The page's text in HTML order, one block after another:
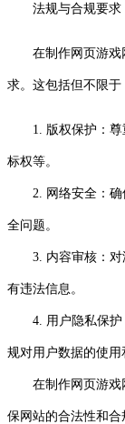
法规与合规要求
在制作网页游
求。这包括但不限于
1. 版权保护：
标权等。
2. 网络安全：确
全问题。
3. 内容审核：对
有违法信息。
4. 用户隐私保护
规对用户数据的使用
在制作网页游戏
保网站的合法性和合